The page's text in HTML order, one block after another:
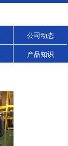
公司动态
产品知识